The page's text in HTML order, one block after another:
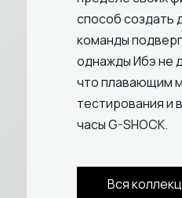
способ создать
команды
однажды Ибэ не
что плавающим
тестирования и
часы G-SHOCK.
Вся